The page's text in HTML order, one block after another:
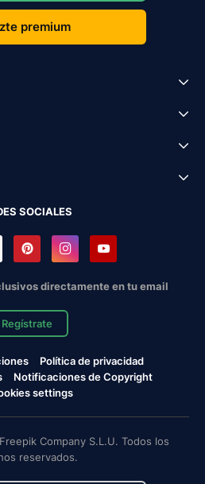
premium
SOCIALES
directamente en tu email
Regístrate
Política de privacidad
Notificaciones de Copyright
settings
Company S.L.U. Todos los
reservados.